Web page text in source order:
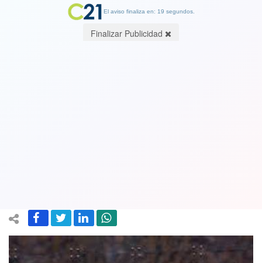
El aviso finaliza en: 19 segundos.
Finalizar Publicidad